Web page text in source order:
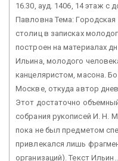
16.30, ауд. 1406, 14 этаж с
Павловна Тема:
столиц в записках
построен на материалах
Ильина, молодого
канцеляристом, масона.
Москве, откуда автор
Этот достаточно
собрания рукописей И. Н.
пока не был предметом
привлекался лишь
организаций). Текст Ильин...